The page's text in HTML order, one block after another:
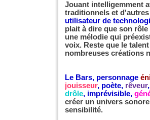
Jouant intelligemment
traditionnels et
utilisateur de
plait à dire que son
une mélodie qui
voix. Reste que le
nombreuses créations
Le Bars, personnage
jouisseur, poète, rêveur
drôle, imprévisible,
créer un univers
sensibilité.